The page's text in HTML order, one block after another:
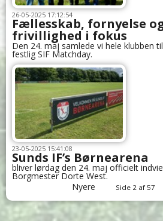
26-05-2025 17:12:54
Fællesskab, fornyelse
frivillighed i fokus
Den 24. maj samlede vi hele klubben
festlig SIF Matchday.
23-05-2025 15:41:08
Sunds IF’s Børnearena
bliver lørdag den 24. maj officielt
Borgmester Dorte West.
Nyere
Side 2 af 57